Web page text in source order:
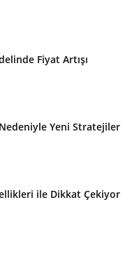
Fiyat Artışı
Yeni Stratejiler
ile Dikkat Çekiyor